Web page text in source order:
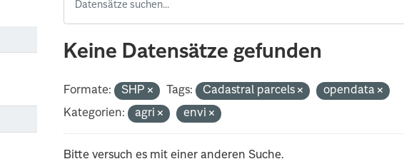
Keine Datensätze gefunden
Formate: SHP Tags: Cadastral parcels
opendata
Kategorien:
agri envi
Bitte versuch es mit einer anderen Suche.